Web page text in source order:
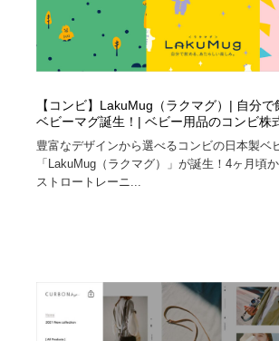
キャンペーン・イベント・ワークショップ・コ
ション
マッチングサービス
マッチングサービス
アート・芸術・美術館・美術展・博物館・ギャ
アート・芸術・美術館・美術展・博物館・ギャ
鉛筆画・木炭画・デッサン・クロッキー
鉛筆画・木炭画・デッサン・クロッキー
グラフィティ・Graffiti・ストリートアート
グラフィティ・Graffiti・ストリートアート
GWD スタッフお気に入り
ニュース・マガジン・メディア・SNS・
【コンビ】LakuMug（ラクマグ）| 自分
ベビーマグ誕生！| ベビー用品のコンビ株
豊富なデザインから選べるコンビの日本製ベ
「LakuMug（ラクマグ）」が誕生！4ヶ月頃
ストロートレーニ...